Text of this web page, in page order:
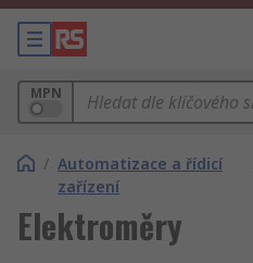
MPN
/ Automatizace a řídicí
zařízení
Elektroměry